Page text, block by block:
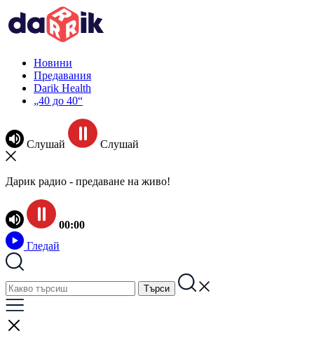
Новини
Предавания
Darik Health
„40 до 40“
Слушай Слушай
Дарик радио - предаване на живо!
00:00
Гледай